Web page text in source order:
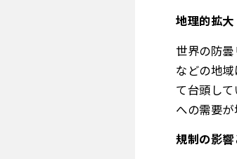
地理的拡
世界の防
などの地
て台頭し
への需要
規制の影